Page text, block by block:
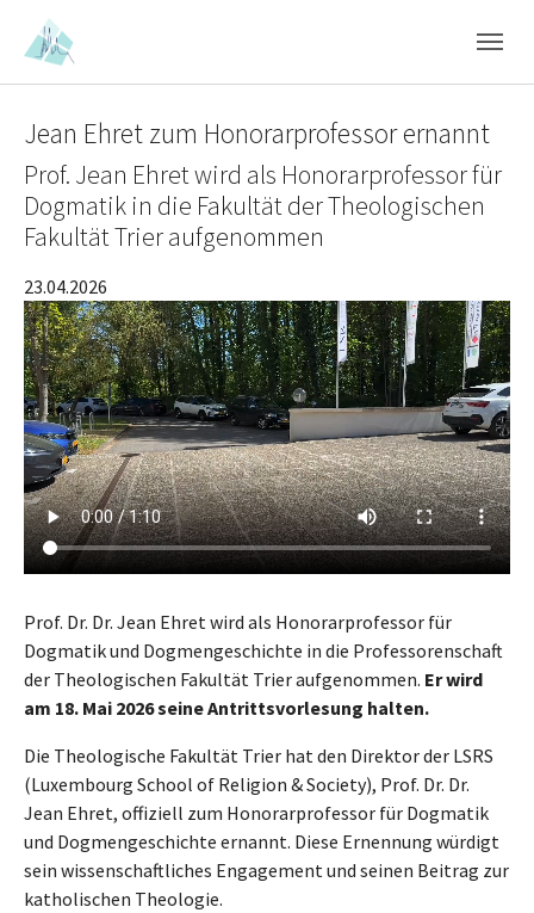
Skip to main content
Skip to page footer
Jean Ehret zum Honorarprofessor ernannt
Prof. Jean Ehret wird als Honorarprofessor für
Dogmatik in die Fakultät der Theologischen
Fakultät Trier aufgenommen
23.04.2026
Prof. Dr. Dr. Jean Ehret wird als Honorarprofessor für
Dogmatik und Dogmengeschichte in die Professorenschaft
der Theologischen Fakultät Trier aufgenommen. Er wird
am 18. Mai 2026 seine Antrittsvorlesung halten.
Die Theologische Fakultät Trier hat den Direktor der LSRS
(Luxembourg School of Religion & Society), Prof. Dr. Dr.
Jean Ehret, offiziell zum Honorarprofessor für Dogmatik
und Dogmengeschichte ernannt. Diese Ernennung würdigt
sein wissenschaftliches Engagement und seinen Beitrag zur
katholischen Theologie.